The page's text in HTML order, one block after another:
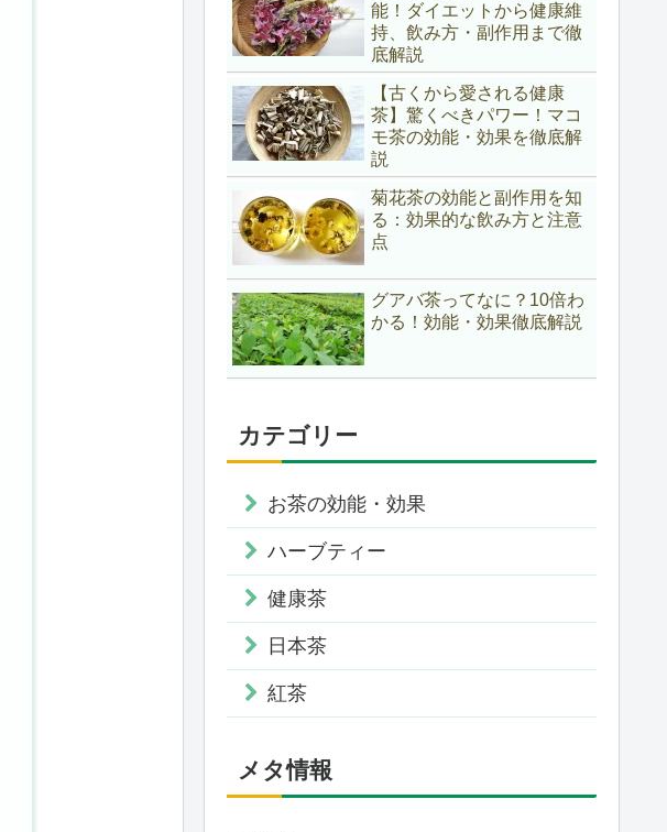
能！ダイエットから健康維
持、飲み方・副作用まで徹
底解説
【古くから愛される健康
茶】驚くべきパワー！マコ
モ茶の効能・効果を徹底解
説
菊花茶の効能と副作用を知
る：効果的な飲み方と注意
点
グアバ茶ってなに？10倍わ
かる！効能・効果徹底解説
カテゴリー
お茶の効能・効果
ハーブティー
健康茶
日本茶
紅茶
メタ情報